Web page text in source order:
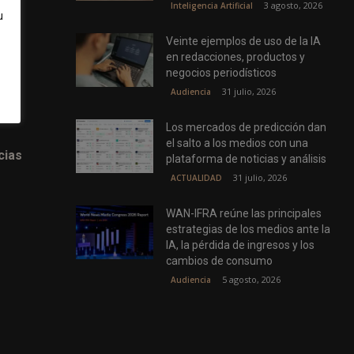
Inteligencia Artificial 3 agosto, 2026
Veinte ejemplos de uso de la IA
en redacciones, productos y
negocios periodísticos
Audiencia 31 julio, 2026
Los mercados de predicción dan
el salto a los medios con una
plataforma de noticias y análisis
ACTUALIDAD 31 julio, 2026
WAN-IFRA reúne las principales
estrategias de los medios ante la
IA, la pérdida de ingresos y los
cambios de consumo
Audiencia 5 agosto, 2026